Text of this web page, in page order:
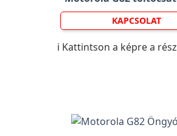
KAPCSOLAT
ℹ️ Kattintson a képre a